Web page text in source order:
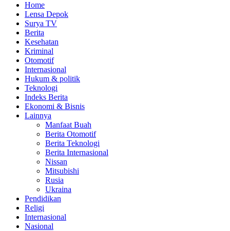
Home
Lensa Depok
Surya TV
Berita
Kesehatan
Kriminal
Otomotif
Internasional
Hukum & politik
Teknologi
Indeks Berita
Ekonomi & Bisnis
Lainnya
Manfaat Buah
Berita Otomotif
Berita Teknologi
Berita Internasional
Nissan
Mitsubishi
Rusia
Ukraina
Pendidikan
Religi
Internasional
Nasional